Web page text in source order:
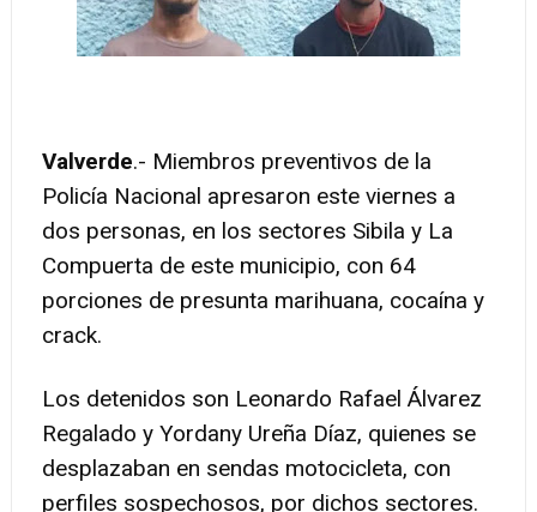
Valverde.- Miembros preventivos de la
Policía Nacional apresaron este viernes a
dos personas, en los sectores Sibila y La
Compuerta de este municipio, con 64
porciones de presunta marihuana, cocaína y
crack.
Los detenidos son Leonardo Rafael Álvarez
Regalado y Yordany Ureña Díaz, quienes se
desplazaban en sendas motocicleta, con
perfiles sospechosos, por dichos sectores.